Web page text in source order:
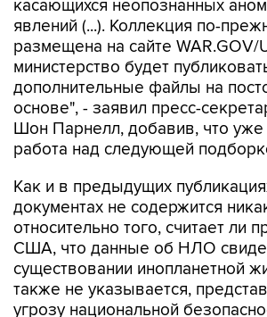
касающихся неопознанных
явлений (...). Коллекция по-
размещена на сайте WAR.GOV/
министерство будет
дополнительные файлы на
основе", - заявил пресс-
Шон Парнелл, добавив, что уже
работа над следующей
Как и в предыдущих
документах не содержится
относительно того, считает ли
США, что данные об НЛО
существовании инопланетной
также не указывается,
угрозу национальной